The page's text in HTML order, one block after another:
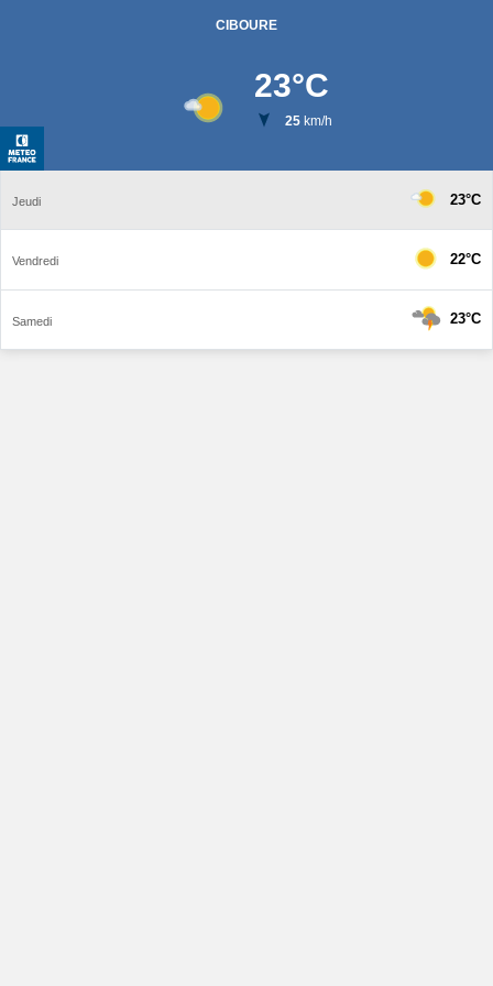
CIBOURE
23°C
25km/h
Jeudi 23°C
Vendredi 22°C
Samedi 23°C